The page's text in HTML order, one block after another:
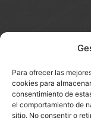
Para ofrecer las
cookies para
consentimiento de
el comportamiento de
sitio. No consentir o
El bono joven